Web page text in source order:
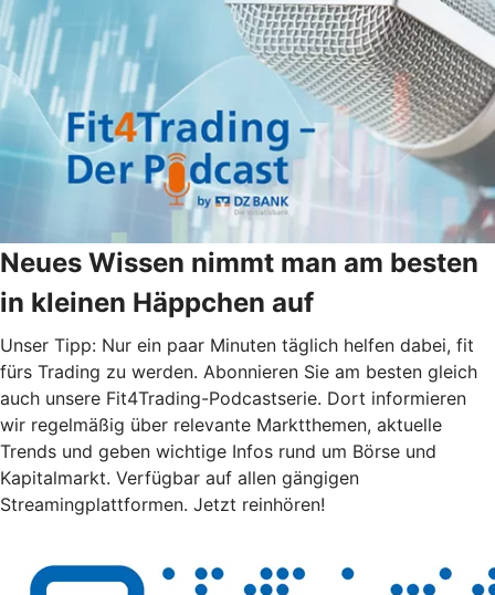
Neues Wissen nimmt man am besten
in kleinen Häppchen auf
Unser Tipp: Nur ein paar Minuten täglich helfen dabei, fit
fürs Trading zu werden. Abonnieren Sie am besten gleich
auch unsere Fit4Trading-Podcastserie. Dort informieren
wir regelmäßig über relevante Marktthemen, aktuelle
Trends und geben wichtige Infos rund um Börse und
Kapitalmarkt. Verfügbar auf allen gängigen
Streamingplattformen. Jetzt reinhören!